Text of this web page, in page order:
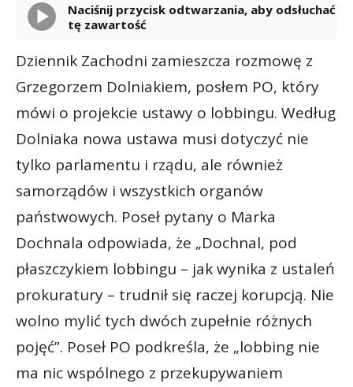
Naciśnij przycisk odtwarzania, aby odsłuchać
tę zawartość
Dziennik Zachodni zamieszcza rozmowę z
Grzegorzem Dolniakiem, posłem PO, który
mówi o projekcie ustawy o lobbingu. Według
Dolniaka nowa ustawa musi dotyczyć nie
tylko parlamentu i rządu, ale również
samorządów i wszystkich organów
państwowych. Poseł pytany o Marka
Dochnala odpowiada, że „Dochnal, pod
płaszczykiem lobbingu – jak wynika z ustaleń
prokuratury – trudnił się raczej korupcją. Nie
wolno mylić tych dwóch zupełnie różnych
pojęć”. Poseł PO podkreśla, że „lobbing nie
ma nic wspólnego z przekupywaniem